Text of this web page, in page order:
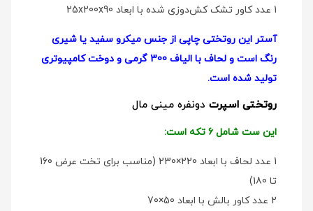
1 عدد کاور تشک کش‌دوزی شده با ابعاد 25x200x90
آستر این روتختی چاپی از جنس میکرو سفید یا شیری
رنگ است و لحاف با الیاف 300 گرمی و دوخت کامپیوتری
تولید شده است.
روتختی اسپرت دو‌نفره مینی مال
این ست شامل 6 تکه است:
1 عدد لحاف با ابعاد 220×230 (مناسب برای تخت عرض 160
تا 180)
2 عدد کاور بالش با ابعاد 50×70